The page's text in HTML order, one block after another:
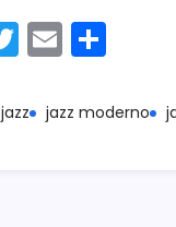
T
w
itt
E
m
ai m
jazz jazz moderno